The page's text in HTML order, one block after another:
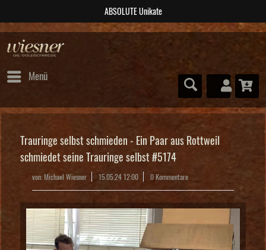
post@wiesner-trauringe.de
Menü
Trauringe selbst schmieden - Ein Paar aus Rottweil
schmiedet seine Trauringe selbst #5174
von: Michael Wiesner 15.05.24 12:00 0 Kommentare